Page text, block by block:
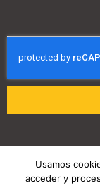
Usamos
acceder y